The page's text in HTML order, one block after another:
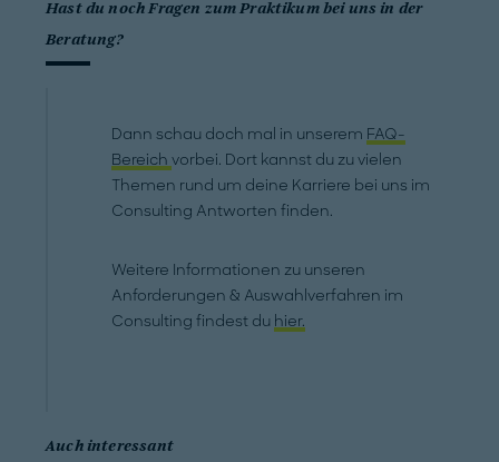
Hast du noch Fragen zum Praktikum bei uns in der
Beratung?
Dann schau doch mal in unserem FAQ-
Bereichvorbei. Dort kannst du zu vielen
Themen rund um deine Karriere bei uns im
Consulting Antworten finden.
Weitere Informationen zu unseren
Anforderungen & Auswahlverfahren im
Consulting findest du hier.
Auch interessant